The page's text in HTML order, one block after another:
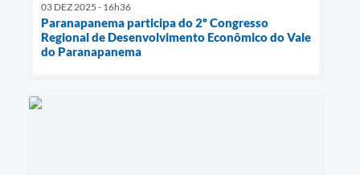
03 DEZ 2025 - 16h36
Paranapanema participa do 2º Congresso
Regional de Desenvolvimento Econômico do Vale
do Paranapanema